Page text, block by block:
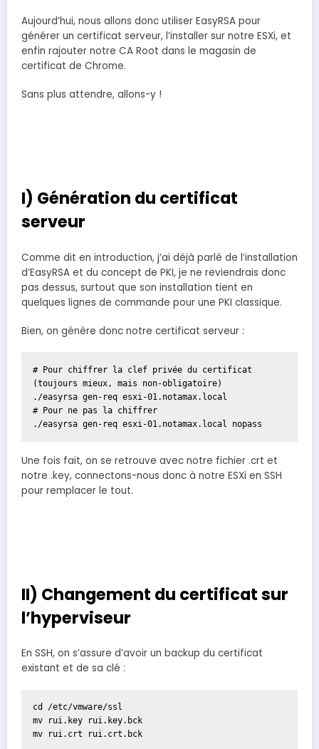
Aujourd’hui, nous allons donc utiliser EasyRSA pour
générer un certificat serveur, l’installer sur notre ESXi, et
enfin rajouter notre CA Root dans le magasin de
certificat de Chrome.
Sans plus attendre, allons-y !
I) Génération du certificat
serveur
Comme dit en introduction, j’ai déjà parlé de l’installation
d’EasyRSA et du concept de PKI, je ne reviendrais donc
pas dessus, surtout que son installation tient en
quelques lignes de commande pour une PKI classique.
Bien, on génère donc notre certificat serveur :
# Pour chiffrer la clef privée du certificat
(toujours mieux, mais non-obligatoire)
./easyrsa gen-req esxi-01.notamax.local
# Pour ne pas la chiffrer
./easyrsa gen-req esxi-01.notamax.local nopass
Une fois fait, on se retrouve avec notre fichier .crt et
notre .key, connectons-nous donc à notre ESXi en SSH
pour remplacer le tout.
II) Changement du certificat sur
l’hyperviseur
En SSH, on s’assure d’avoir un backup du certificat
existant et de sa clé :
cd /etc/vmware/ssl
mv rui.key rui.key.bck
mv rui.crt rui.crt.bck